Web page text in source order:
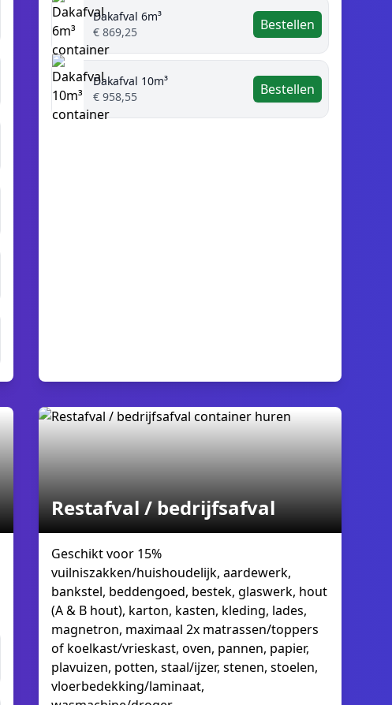
Dakafval 6m³
€ 869,25
Bestellen
Dakafval 10m³
€ 958,55
Bestellen
Restafval / bedrijfsafval
Geschikt voor 15%
vuilniszakken/huishoudelijk, aardewerk,
bankstel, beddengoed, bestek, glaswerk, hout
(A & B hout), karton, kasten, kleding, lades,
magnetron, maximaal 2x matrassen/toppers
of koelkast/vrieskast, oven, pannen, papier,
plavuizen, potten, staal/ijzer, stenen, stoelen,
vloerbedekking/laminaat,